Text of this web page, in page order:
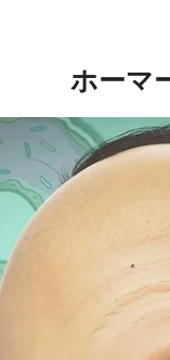
ホーマ